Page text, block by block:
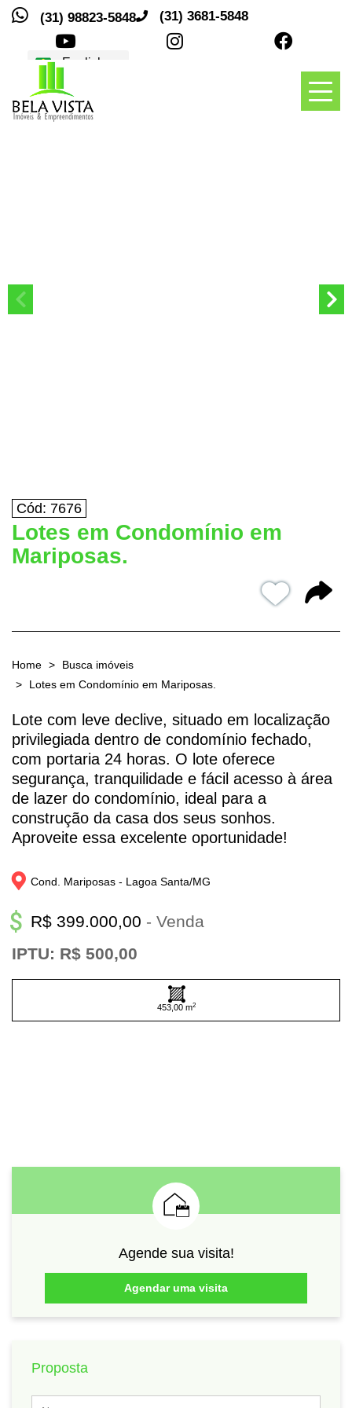
(31) 98823-5848 (31) 3681-5848
Traduções
Toggle
Cód: 7676
Lotes em Condomínio em
Mariposas.
Home
Busca imóveis
Lotes em Condomínio em Mariposas.
Lote com leve declive, situado em localização
privilegiada dentro de condomínio fechado,
com portaria 24 horas. O lote oferece
segurança, tranquilidade e fácil acesso à área
de lazer do condomínio, ideal para a
construção da casa dos seus sonhos.
Aproveite essa excelente oportunidade!
Cond. Mariposas - Lagoa Santa/MG
R$ 399.000,00 - Venda
IPTU: R$ 500,00
453,00 m2
Agende sua visita!
Agendar uma visita
Proposta